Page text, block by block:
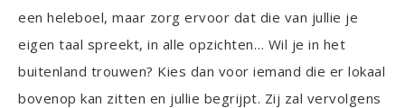
een heleboel, maar zorg ervoor dat die van jullie je
eigen taal spreekt, in alle opzichten… Wil je in het
buitenland trouwen? Kies dan voor iemand die er lokaal
bovenop kan zitten en jullie begrijpt. Zij zal vervolgens